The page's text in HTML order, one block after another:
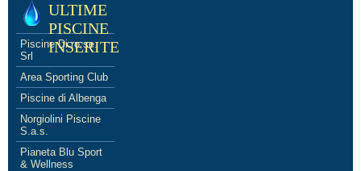
ULTIME
PISCINE
INSERITE
Piscine Di.ro.se.
Srl
Area Sporting Club
Piscine di Albenga
Norgiolini Piscine
S.a.s.
Pianeta Blu Sport
& Wellness